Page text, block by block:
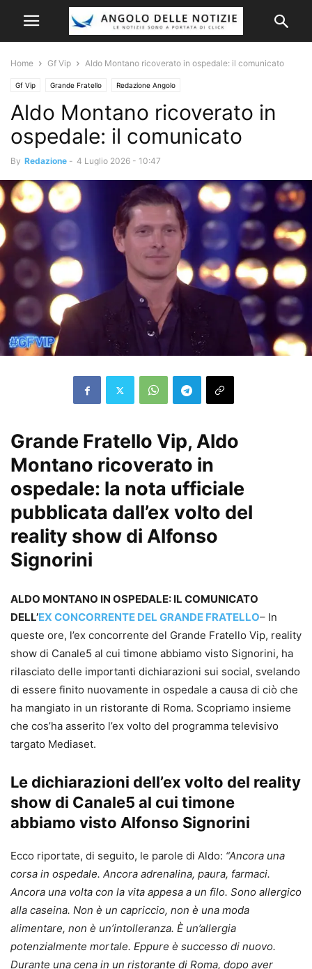
Home Gf Vip Aldo Montano ricoverato in ospedale: il comunicato
Gf Vip Grande Fratello Redazione Angolo
Aldo Montano ricoverato in
ospedale: il comunicato
By Redazione - 4 Luglio 2026 - 10:47
Grande Fratello Vip, Aldo
Montano ricoverato in
ospedale: la nota ufficiale
pubblicata dall’ex volto del
reality show di Alfonso
Signorini
ALDO MONTANO IN OSPEDALE: IL COMUNICATO
DELL’EX CONCORRENTE DEL GRANDE FRATELLO– In
queste ore, l’ex concorrente del Grande Fratello Vip, reality
show di Canale5 al cui timone abbiamo visto Signorini, ha
rilasciato delle importanti dichiarazioni sui social, svelando
di essere finito nuovamente in ospedale a causa di ciò che
ha mangiato in un ristorante di Roma. Scopriamo insieme
che cos’ha asserito l’ex volto del programma televisivo
targato Mediaset.
Le dichiarazioni dell’ex volto del reality
show di Canale5 al cui timone
abbiamo visto Alfonso Signorini
Ecco riportate, di seguito, le parole di Aldo: “Ancora una
corsa in ospedale. Ancora adrenalina, paura, farmaci.
Ancora una volta con la vita appesa a un filo. Sono allergico
alla caseina. Non è un capriccio, non è una moda
alimentare, non è un’intolleranza. È un’allergia
potenzialmente mortale. Eppure è successo di nuovo.
Durante una cena in un ristorante di Roma, dopo aver